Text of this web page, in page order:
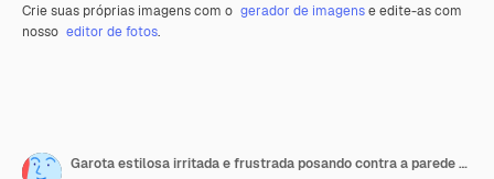
Crie suas próprias imagens com o gerador de imagense edite-as com
nosso editor de fotos.
Garota estilosa irritada e frustrada posando contra a parede branca